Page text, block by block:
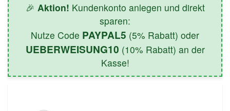
🎉 Aktion! Kundenkonto anlegen und direkt
sparen:
Nutze Code PAYPAL5 (5% Rabatt) oder
UEBERWEISUNG10 (10% Rabatt) an der
Kasse!